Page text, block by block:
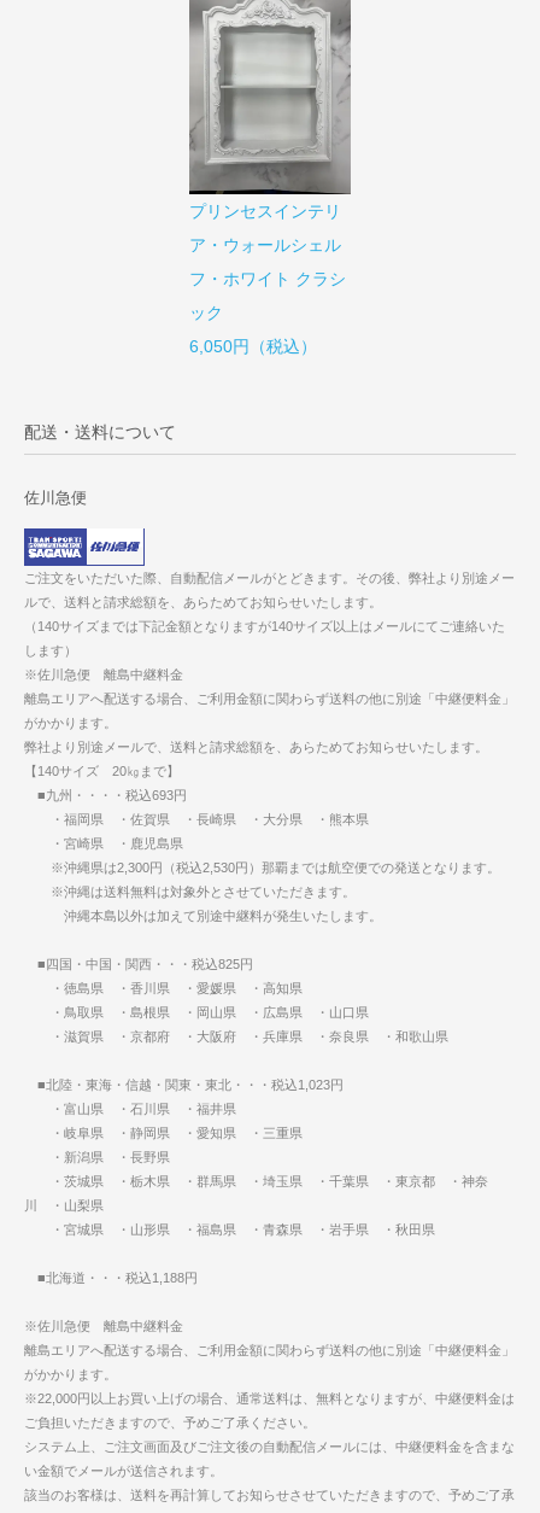
プリンセスインテリ
ア・ウォールシェル
フ・ホワイト クラシ
ック
6,050円（税込）
配送・送料について
佐川急便
ご注文をいただいた際、自動配信メールがとどきます。その後、弊社より別途メー
ルで、送料と請求総額を、あらためてお知らせいたします。
（140サイズまでは下記金額となりますが140サイズ以上はメールにてご連絡いた
します）
※佐川急便 離島中継料金
離島エリアへ配送する場合、ご利用金額に関わらず送料の他に別途「中継便料金」
がかかります。
弊社より別途メールで、送料と請求総額を、あらためてお知らせいたします。
【140サイズ 20㎏まで】
■九州・・・・税込693円
・福岡県 ・佐賀県 ・長崎県 ・大分県 ・熊本県
・宮崎県 ・鹿児島県
※沖縄県は2,300円（税込2,530円）那覇までは航空便での発送となります。
※沖縄は送料無料は対象外とさせていただきます。
沖縄本島以外は加えて別途中継料が発生いたします。
■四国・中国・関西・・・税込825円
・徳島県 ・香川県 ・愛媛県 ・高知県
・鳥取県 ・島根県 ・岡山県 ・広島県 ・山口県
・滋賀県 ・京都府 ・大阪府 ・兵庫県 ・奈良県 ・和歌山県
■北陸・東海・信越・関東・東北・・・税込1,023円
・富山県 ・石川県 ・福井県
・岐阜県 ・静岡県 ・愛知県 ・三重県
・新潟県 ・長野県
・茨城県 ・栃木県 ・群馬県 ・埼玉県 ・千葉県 ・東京都 ・神奈
川 ・山梨県
・宮城県 ・山形県 ・福島県 ・青森県 ・岩手県 ・秋田県
■北海道・・・税込1,188円
※佐川急便 離島中継料金
離島エリアへ配送する場合、ご利用金額に関わらず送料の他に別途「中継便料金」
がかかります。
※22,000円以上お買い上げの場合、通常送料は、無料となりますが、中継便料金は
ご負担いただきますので、予めご了承ください。
システム上、ご注文画面及びご注文後の自動配信メールには、中継便料金を含まな
い金額でメールが送信されます。
該当のお客様は、送料を再計算してお知らせさせていただきますので、予めご了承